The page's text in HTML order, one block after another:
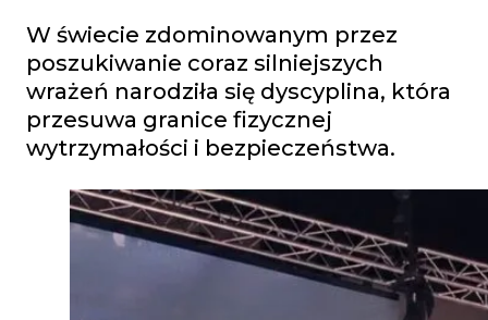
W świecie zdominowanym przez
poszukiwanie coraz silniejszych
wrażeń narodziła się dyscyplina, która
przesuwa granice fizycznej
wytrzymałości i bezpieczeństwa.